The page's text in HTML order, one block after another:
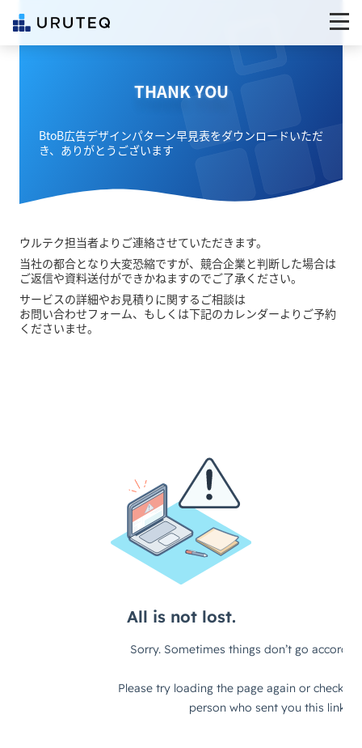
THANK YOU
BtoB広告デザインパターン早見表をダウンロードいただ
き、ありがとうございます
ウルテク担当者よりご連絡させていただきます。
当社の都合となり大変恐縮ですが、競合企業と判断した場合は
ご返信や資料送付ができかねますのでご了承ください。
サービスの詳細やお見積りに関するご相談は
お問い合わせフォーム、もしくは下記のカレンダーよりご予約
くださいませ。